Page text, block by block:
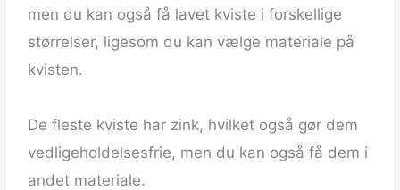
men du kan også få lavet kviste i forskellige
størrelser, ligesom du kan vælge materiale på
kvisten.
De fleste kviste har zink, hvilket også gør dem
vedligeholdelsesfrie, men du kan også få dem i
andet materiale.